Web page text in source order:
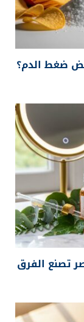
غذاءه خلال آخر 100 عام؟ من